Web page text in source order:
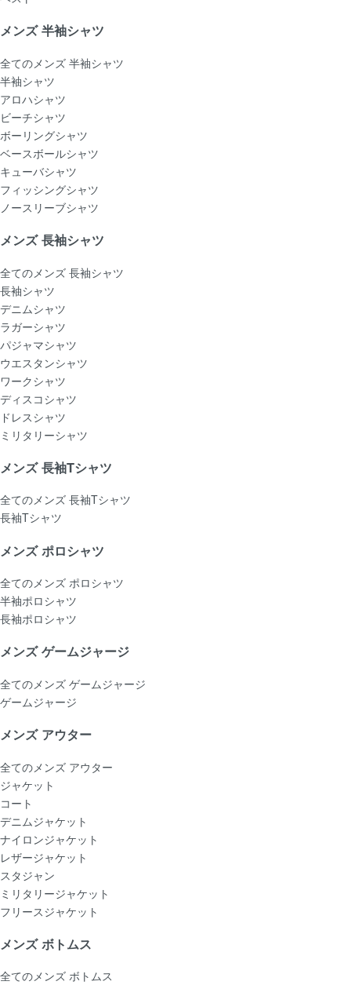
メンズ 半袖シャツ
全てのメンズ 半袖シャツ
半袖シャツ
アロハシャツ
ビーチシャツ
ボーリングシャツ
ベースボールシャツ
キューバシャツ
フィッシングシャツ
ノースリーブシャツ
メンズ 長袖シャツ
全てのメンズ 長袖シャツ
長袖シャツ
デニムシャツ
ラガーシャツ
パジャマシャツ
ウエスタンシャツ
ワークシャツ
ディスコシャツ
ドレスシャツ
ミリタリーシャツ
メンズ 長袖Tシャツ
全てのメンズ 長袖Tシャツ
長袖Tシャツ
メンズ ポロシャツ
全てのメンズ ポロシャツ
半袖ポロシャツ
長袖ポロシャツ
メンズ ゲームジャージ
全てのメンズ ゲームジャージ
ゲームジャージ
メンズ アウター
全てのメンズ アウター
ジャケット
コート
デニムジャケット
ナイロンジャケット
レザージャケット
スタジャン
ミリタリージャケット
フリースジャケット
メンズ ボトムス
全てのメンズ ボトムス